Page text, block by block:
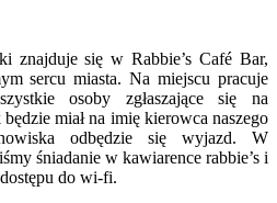
znajduje się w Rabbie’s Café Bar,
sercu miasta. Na miejscu pracuje
osoby zgłaszające się na
miał na imię kierowca naszego
odbędzie się wyjazd. W
śniadanie w kawiarence rabbie’s i
do wi-fi.